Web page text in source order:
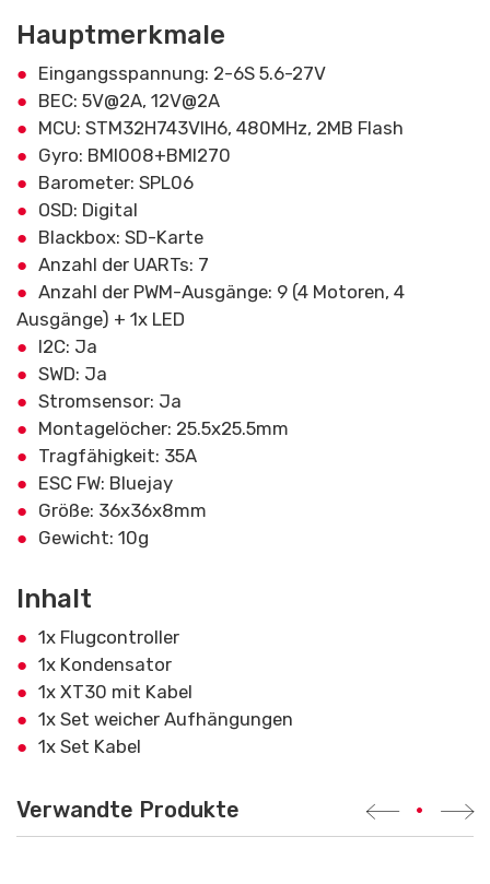
Hauptmerkmale
Eingangsspannung: 2-6S 5.6-27V
BEC: 5V@2A, 12V@2A
MCU: STM32H743VIH6, 480MHz, 2MB Flash
Gyro: BMI008+BMI270
Barometer: SPL06
OSD: Digital
Blackbox: SD-Karte
Anzahl der UARTs: 7
Anzahl der PWM-Ausgänge: 9 (4 Motoren, 4
Ausgänge) + 1x LED
I2C: Ja
SWD: Ja
Stromsensor: Ja
Montagelöcher: 25.5x25.5mm
Tragfähigkeit: 35A
ESC FW: Bluejay
Größe: 36x36x8mm
Gewicht: 10g
Inhalt
1x Flugcontroller
1x Kondensator
1x XT30 mit Kabel
1x Set weicher Aufhängungen
1x Set Kabel
Verwandte Produkte •